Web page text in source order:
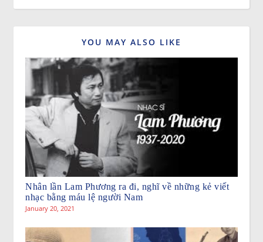
YOU MAY ALSO LIKE
Nhân lần Lam Phương ra đi, nghĩ về những kẻ viết
nhạc bằng máu lệ người Nam
January 20, 2021